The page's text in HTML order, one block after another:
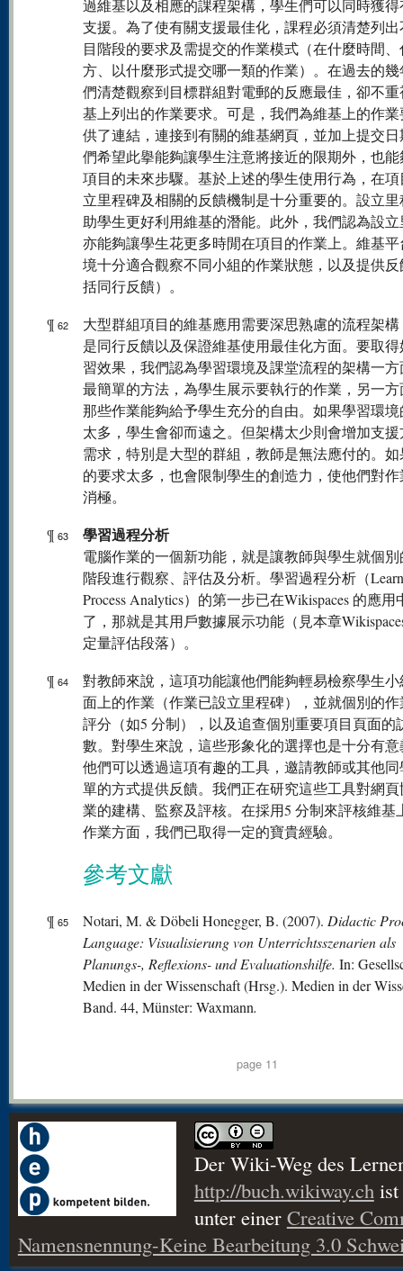
過維基以及相應的課程架構，學生們可以同時獲
支援。為了使有關支援最佳化，課程必須清楚列
目階段的要求及需提交的作業模式（在什麼時間
方、以什麼形式提交哪一類的作業）。在過去的
們清楚觀察到目標群組對電郵的反應最佳，卻不
基上列出的作業要求。可是，我們為維基上的作
供了連結，連接到有關的維基網頁，並加上提交
們希望此擧能夠讓學生注意將接近的限期外，也
項目的未來步驟。基於上述的學生使用行為，在
立里程碑及相關的反饋機制是十分重要的。設立
助學生更好利用維基的潛能。此外，我們認為設
亦能夠讓學生花更多時閒在項目的作業上。維基
境十分適合觀察不同小組的作業狀態，以及提供
括同行反饋）。
¶ 62
大型群組項目的維基應用需要深思熟慮的流程架
是同行反饋以及保證維基使用最佳化方面。要取
習效果，我們認為學習環境及課堂流程的架構一
最簡單的方法，為學生展示要執行的作業，另一
那些作業能夠給予學生充分的自由。如果學習環
太多，學生會卻而遠之。但架構太少則會增加支
需求，特別是大型的群組，教師是無法應付的。
的要求太多，也會限制學生的創造力，使他們對
消極。
¶ 63 學習過程分析
電腦作業的一個新功能，就是讓教師與學生就個
階段進行觀察、評估及分析。學習過程分析（
Process Analytics）的第一步已在Wikispaces 的應用
了，那就是其用戶數據展示功能（見本章
定量評估段落）。
¶ 64
對教師來說，這項功能讓他們能夠輕易檢察學生
面上的作業（作業已設立里程碑），並就個別的
評分（如5 分制），以及追查個別重要項目頁面的
數。對學生來說，這些形象化的選擇也是十分有
他們可以透過這項有趣的工具，邀請教師或其他
單的方式提供反饋。我們正在研究這些工具對網
業的建構、監察及評核。在採用5 分制來評核維基
作業方面，我們已取得一定的寶貴經驗。
參考文獻
¶ 65 Notari, M. & Döbeli Honegger, B. (2007). Didactic
Language: Visualisierung von Unterrichtsszenarien als
Planungs-, Reflexions- und Evaluationshilfe. In:
Medien in der Wissenschaft (Hrsg.). Medien in der
Band. 44, Münster: Waxmann.
page 11
Der Wiki-Weg des
http://buch.wikiway.chist
unter einer Creative
Namensnennung-Keine Bearbeitung 3.0